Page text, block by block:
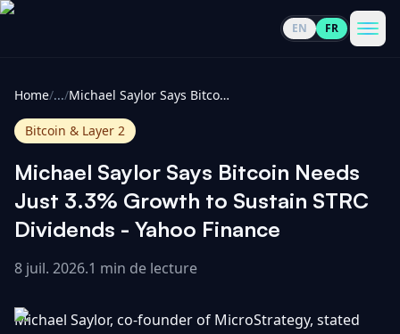
EN FR
Cryptomonnaies
tout
100
tout
Home/.../ Michael Saylor Says Bitcoin Needs Just 3.3% Growth to Sustain STRC Dividends - Yahoo Finance
Bitcoin & Layer 2
Michael Saylor Says Bitcoin Needs
Just 3.3% Growth to Sustain STRC
Dividends - Yahoo Finance
8 juil. 2026.1 min de lecture
Michael Saylor, co-founder of MicroStrategy, stated